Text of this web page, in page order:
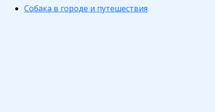
Собака в городе и путешествия